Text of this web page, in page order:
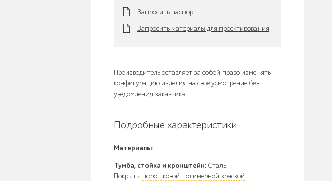
Запросить паспорт
Запросить материалы для проектирования
Производитель оставляет за собой право изменять
конфигурацию изделия на своё усмотрение без
уведомления заказчика.
Подробные характеристики
Материалы:
Тумба, стойка и кронштейн: Сталь.
Покрыты порошковой полимерной краской.